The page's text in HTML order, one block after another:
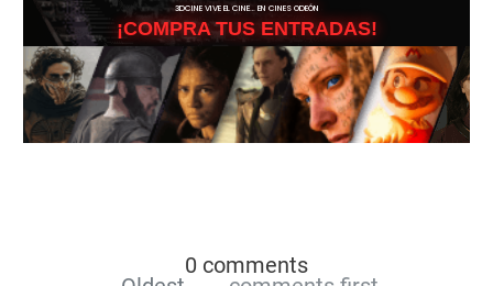
3DCINE VIVE EL CINE… EN CINES ODEÓN
¡COMPRA TUS ENTRADAS!
0 comments